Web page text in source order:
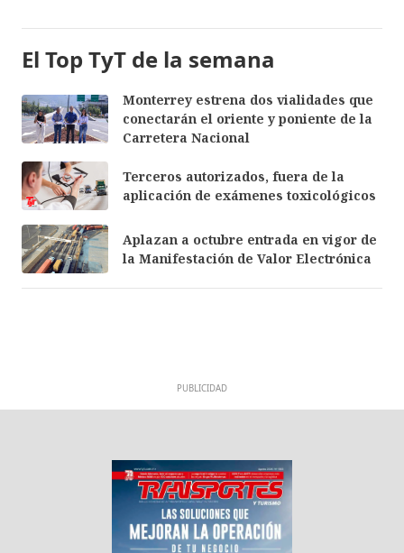
El Top TyT de la semana
Monterrey estrena dos vialidades que
conectarán el oriente y poniente de la
Carretera Nacional
Terceros autorizados, fuera de la
aplicación de exámenes toxicológicos
Aplazan a octubre entrada en vigor de
la Manifestación de Valor Electrónica
PUBLICIDAD